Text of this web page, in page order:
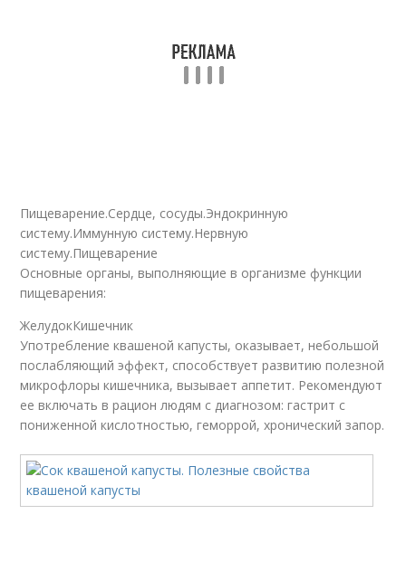
Пищеварение.Сердце, сосуды.Эндокринную
систему.Иммунную систему.Нервную
систему.Пищеварение
Основные органы, выполняющие в организме функции
пищеварения:
ЖелудокКишечник
Употребление квашеной капусты, оказывает, небольшой
послабляющий эффект, способствует развитию полезной
микрофлоры кишечника, вызывает аппетит. Рекомендуют
ее включать в рацион людям с диагнозом: гастрит с
пониженной кислотностью, геморрой, хронический запор.